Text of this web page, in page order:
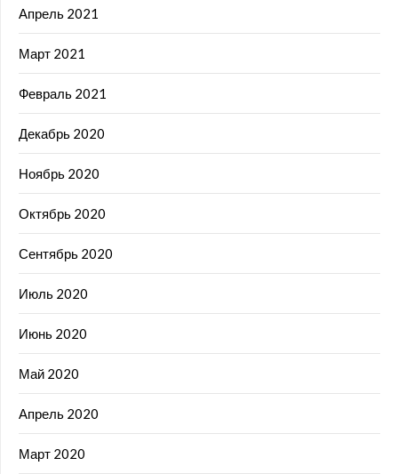
Апрель 2021
Март 2021
Февраль 2021
Декабрь 2020
Ноябрь 2020
Октябрь 2020
Сентябрь 2020
Июль 2020
Июнь 2020
Май 2020
Апрель 2020
Март 2020